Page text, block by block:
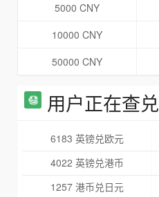
5000 CNY
10000 CNY
50000 CNY
用户正在查兑
6183 英镑兑欧元
4022 英镑兑港币
1257 港币兑日元